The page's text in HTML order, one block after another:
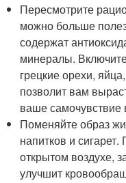
Пересмотрите
можно больше
содержат
минералы.
грецкие орехи,
позволит вам
ваше самочувствие
Поменяйте образ
напитков и
открытом воздухе,
улучшит